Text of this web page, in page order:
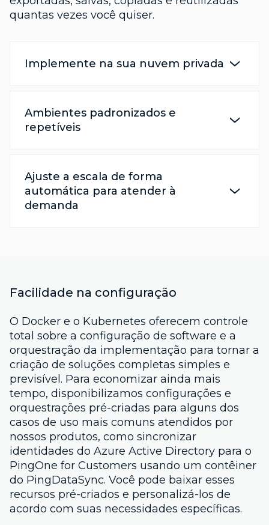
quantas vezes você quiser.
Implemente na sua nuvem privada
Ambientes padronizados e
repetíveis
Ajuste a escala de forma
automática para atender à
demanda
Facilidade na configuração
O Docker e o Kubernetes oferecem controle
total sobre a configuração de software e a
orquestração da implementação para tornar a
criação de soluções completas simples e
previsível. Para economizar ainda mais
tempo, disponibilizamos configurações e
orquestrações pré-criadas para alguns dos
casos de uso mais comuns atendidos por
nossos produtos, como sincronizar
identidades do Azure Active Directory para o
PingOne for Customers usando um contêiner
do PingDataSync. Você pode baixar esses
recursos pré-criados e personalizá-los de
acordo com suas necessidades específicas.